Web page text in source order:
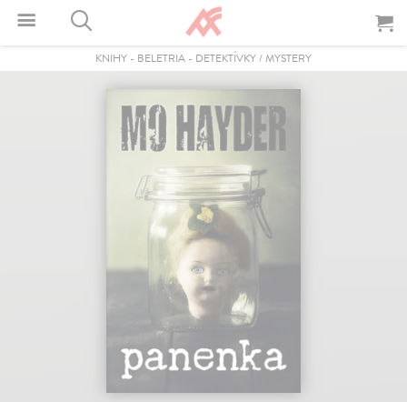
KNIHY - BELETRIA - DETEKTÍVKY / MYSTERY